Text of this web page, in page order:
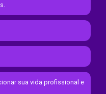
sua vida profissional e